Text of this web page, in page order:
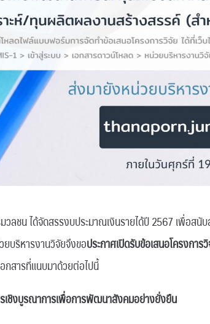
ลชน ได้จัดสรรงบประมาณเงินรายได้ปี 2567 เพื่อสนั
บริหารงานวิจัยจึงขอประกาศเปิดรับข้อเสนอโครงการ
กสารที่แนบมาด้วยต่อไปนี้
เชิงบูรณาการเพื่อการพัฒนาสังคมอย่างยั่งยืน